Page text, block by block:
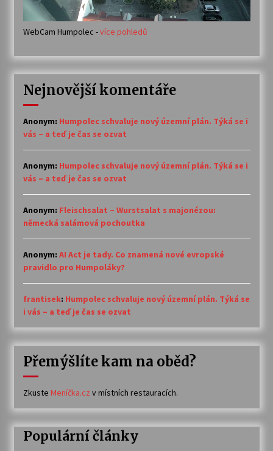
WebCam Humpolec -více pohledů
Nejnovější komentáře
Anonym: Humpolec schvaluje nový územní plán. Týká se i
vás – a teď je čas se ozvat
Anonym: Humpolec schvaluje nový územní plán. Týká se i
vás – a teď je čas se ozvat
Anonym: Fleischsalat – Wurstsalat s majonézou:
německá salámová pochoutka
Anonym: AI Act je tady. Co znamená nové evropské
pravidlo pro Humpoláky?
frantisek: Humpolec schvaluje nový územní plán. Týká se
i vás – a teď je čas se ozvat
Přemýšlíte kam na oběd?
Zkuste Meníčka.cz v místních restauracích.
Populární články